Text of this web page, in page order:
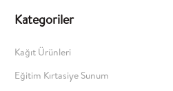
Kategoriler
Kağıt Ürünleri
Eğitim Kırtasiye Sunum